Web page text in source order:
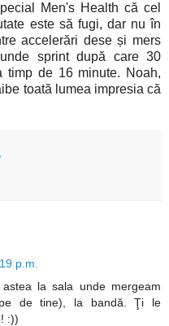
Men's Health că cel
este să fugi, dar nu în
accelerări dese și mers
sprint după care 30
timp de 16 minute. Noah,
toată lumea impresia că
p.m.
la sala unde mergeam
de tine), la bandă. Ţi le
:))